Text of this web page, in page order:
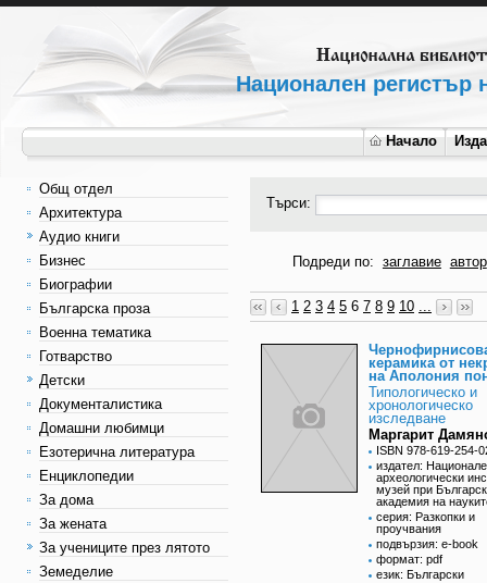
Национален регистър
Начало
Общ отдел
Архитектура
Аудио книги
Бизнес
Биографии
Българска проза
Военна тематика
Готварство
Детски
Документалистика
Домашни любимци
Езотерична литература
Енциклопедии
За дома
За жената
За учениците през лятото
Земеделие
Търси:
Подреди по: заглавие автор
1 2 3 4 5 6 7 8 9 10 ...
керамика от
на Аполония
Типологическо и
хронологическо
изследване
Маргарит
ISBN 978-619-254-
издател:
археологически
музей при
академия на
серия: Разкопки и
проучвания
подвързия: e-book
формат: pdf
език: Български